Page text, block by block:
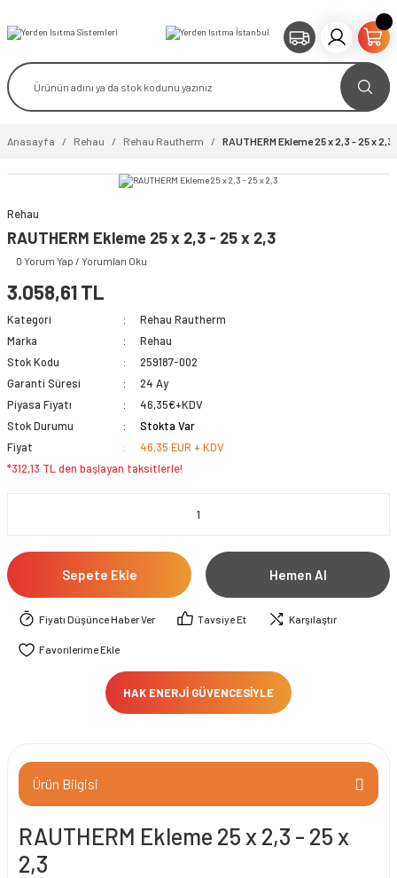
Anasayfa Rehau Rehau Rautherm RAUTHERM Ekleme 25 x 2,3 - 25 x 2,3
Rehau
RAUTHERM Ekleme 25 x 2,3 - 25 x 2,3
0 Yorum Yap / Yorumları Oku
3.058,61 TL
Kategori
Rehau Rautherm
Marka
Rehau
Stok Kodu
259187-002
Garanti Süresi
24 Ay
Piyasa Fiyatı
46,35€+KDV
Stok Durumu
Stokta Var
Fiyat
46,35 EUR + KDV
*312,13 TL den başlayan taksitlerle!
Sepete Ekle Hemen Al
Fiyatı Düşünce Haber Ver Tavsiye Et Karşılaştır
HAK ENERJİ GÜVENCESİYLE
Ürün Bilgisi
RAUTHERM Ekleme 25 x 2,3 - 25 x
2,3